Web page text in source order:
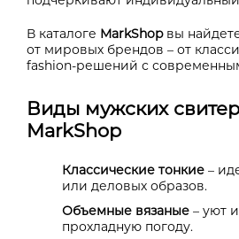
В каталоге MarkShopвы
от мировых брендов – от
fashion-решений с
Виды мужских
MarkShop
Классические тонкие –
или деловых образов.
Объемные вязаные – уют
прохладную погоду.